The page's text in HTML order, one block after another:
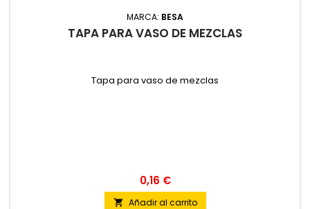
MARCA: BESA
TAPA PARA VASO DE MEZCLAS
Tapa para vaso de mezclas
0,16 €
 Añadir al carrito